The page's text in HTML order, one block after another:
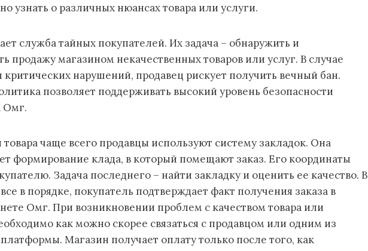
узнать о различных нюансах товара или услуги.
служба тайных покупателей. Их задача – обнаружить и
продажу магазином некачественных товаров или услуг. В случае
критических нарушений, продавец рискует получить вечный бан.
позволяет поддерживать высокий уровень безопасности
Омг.
товара чаще всего продавцы используют систему закладок. Она
формирование клада, в который помещают заказ. Его координаты
Задача последнего – найти закладку и оценить ее качество. В
в порядке, покупатель подтверждает факт получения заказа в
Омг. При возникновении проблем с качеством товара или
как можно скорее связаться с продавцом или одним из
Магазин получает оплату только после того, как